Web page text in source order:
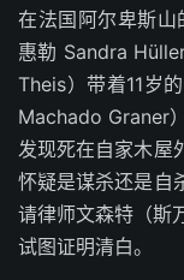
在法国阿尔卑斯山
惠勒 Sandra
Theis）带着11岁
Machado Graner
发现死在自家木屋
怀疑是谋杀还是自
请律师文森特（斯
试图证明清白。